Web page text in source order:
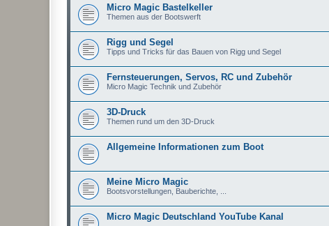
Micro Magic Bastelkeller
Themen aus der Bootswerft
Rigg und Segel
Tipps und Tricks für das Bauen von Rigg und Segel
Fernsteuerungen, Servos, RC und Zubehör
Micro Magic Technik und Zubehör
3D-Druck
Themen rund um den 3D-Druck
Allgemeine Informationen zum Boot
Meine Micro Magic
Bootsvorstellungen, Bauberichte, ...
Micro Magic Deutschland YouTube Kanal